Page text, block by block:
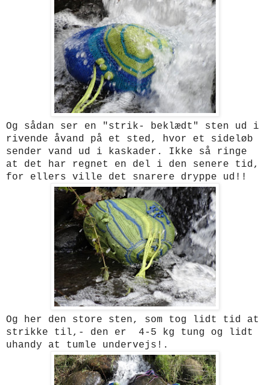
Og sådan ser en "strik- beklædt" sten ud i
rivende åvand på et sted, hvor et sideløb
sender vand ud i kaskader. Ikke så ringe
at det har regnet en del i den senere tid,
for ellers ville det snarere dryppe ud!!
Og her den store sten, som tog lidt tid at
strikke til,- den er 4-5 kg tung og lidt
uhandy at tumle undervejs!.